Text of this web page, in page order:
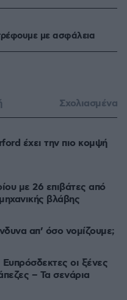
με ασφάλεια
Σχολιασμένα
έχει την πιο κομψή
με 26 επιβάτες από
βλάβης
απ’ όσο νομίζουμε;
οι ξένες
– Τα σενάρια